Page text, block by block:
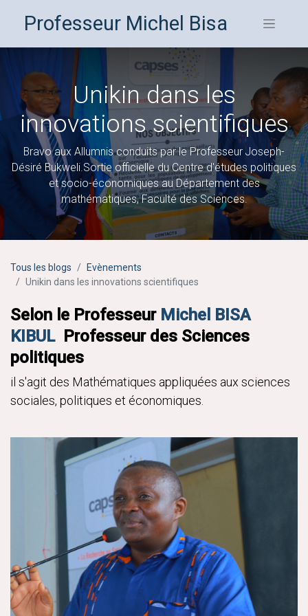
Professeur Michel Bisa
Unikin dans les
innovations scientifiques
Bravo aux Allumnis conduits par le Professeur Joseph-
Désiré Bukweli.Sortie officielle du Centre d'études politiques
et socio-économiques au Département des
mathématiques, Faculté des Sciences.
Tous les blogs
Evènements
Unikin dans les innovations scientifiques
Selon le Professeur Michel BISA
KIBULProfesseur des Sciences
politiques
il s'agit des Mathématiques appliquées aux sciences
sociales, politiques et économiques.